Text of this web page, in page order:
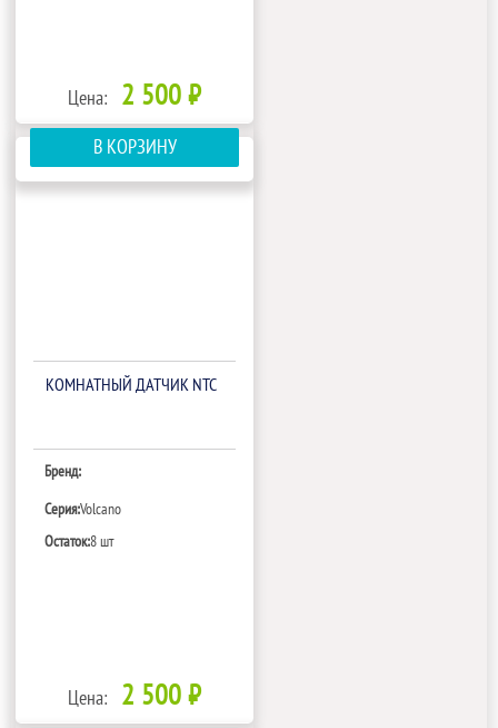
Цена: 2 500 ₽
В КОРЗИНУ
КОМНАТНЫЙ ДАТЧИК NTC
Бренд:
Серия:Volcano
Остаток:8 шт
Цена: 2 500 ₽